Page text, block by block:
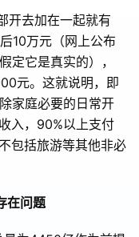
开去加在一起就有
10万元（网上公布
定它是真实的），
元。这就说明，即
家庭必要的日常开
入， 90%以上支付
包括旅游等其他非必
在问题